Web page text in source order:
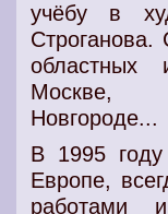
учёбув
Строганова.
областных
Москве,
Новгороде...
В 1995
Европе,
работами и